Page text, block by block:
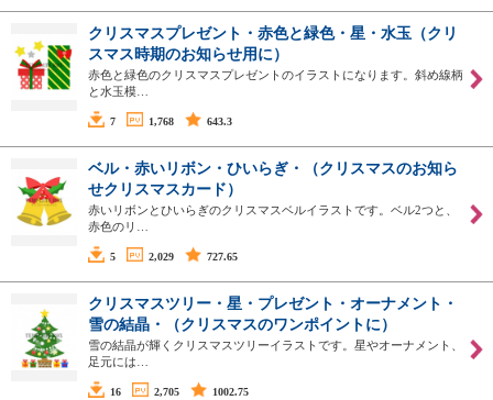
クリスマスプレゼント・赤色と緑色・星・水玉（クリ
スマス時期のお知らせ用に）
赤色と緑色のクリスマスプレゼントのイラストになります。斜め線柄
と水玉模…
7 1,768 643.3
ベル・赤いリボン・ひいらぎ・（クリスマスのお知ら
せクリスマスカード）
赤いリボンとひいらぎのクリスマスベルイラストです。ベル2つと、
赤色のリ…
5 2,029 727.65
クリスマスツリー・星・プレゼント・オーナメント・
雪の結晶・（クリスマスのワンポイントに）
雪の結晶が輝くクリスマスツリーイラストです。星やオーナメント、
足元には…
16 2,705 1002.75